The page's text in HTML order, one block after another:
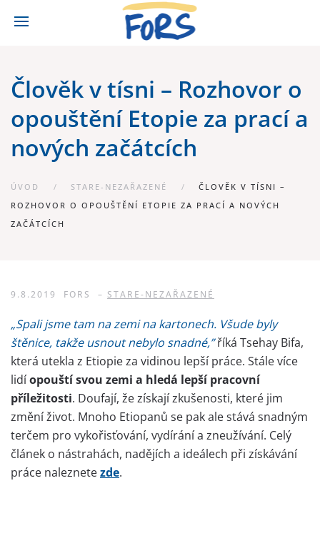
Člověk v tísni – Rozhovor o
opouštění Etopie za prací a
nových začátcích
ÚVOD STARE-NEZAŘAZENÉ
ČLOVĚK V TÍSNI –
ROZHOVOR O OPOUŠTĚNÍ ETOPIE ZA PRACÍ A NOVÝCH
ZAČÁTCÍCH
9.8.2019 FORS – STARE-NEZAŘAZENÉ
„Spali jsme tam na zemi na kartonech. Všude byly
štěnice, takže usnout nebylo snadné,”říká Tsehay Bifa,
která utekla z Etiopie za vidinou lepší práce. Stále více
lidíopouští svou zemi a hledá lepší pracovní
příležitosti. Doufají, že získají zkušenosti, které jim
změní život. Mnoho Etiopanů se pak ale stává snadným
terčem pro vykořisťování, vydírání a zneužívání. Celý
článek o nástrahách, nadějích a ideálech při získávání
práce naleznetezde.